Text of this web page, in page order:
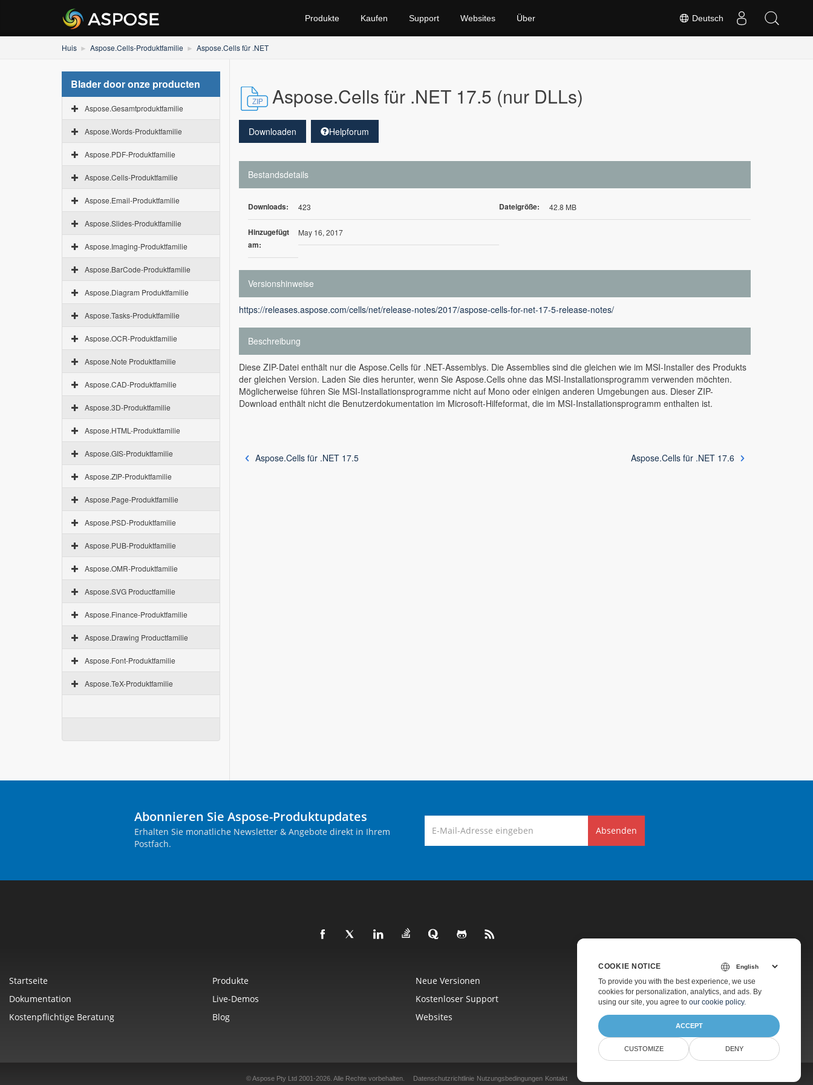
Deutsch
Produkte Kaufen Support Websites Über
Huis Aspose.Cells-Produktfamilie Aspose.Cells für .NET
Blader door onze producten
Aspose.Gesamtproduktfamilie
Aspose.Words-Produktfamilie
Aspose.PDF-Produktfamilie
Aspose.Cells-Produktfamilie
Aspose.Email-Produktfamilie
Aspose.Slides-Produktfamilie
Aspose.Imaging-Produktfamilie
Aspose.BarCode-Produktfamilie
Aspose.Diagram Produktfamilie
Aspose.Tasks-Produktfamilie
Aspose.OCR-Produktfamilie
Aspose.Note Produktfamilie
Aspose.CAD-Produktfamilie
Aspose.3D-Produktfamilie
Aspose.HTML-Produktfamilie
Aspose.GIS-Produktfamilie
Aspose.ZIP-Produktfamilie
Aspose.Page-Produktfamilie
Aspose.PSD-Produktfamilie
Aspose.PUB-Produktfamilie
Aspose.OMR-Produktfamilie
Aspose.SVG Productfamilie
Aspose.Finance-Produktfamilie
Aspose.Drawing Productfamilie
Aspose.Font-Produktfamilie
Aspose.TeX-Produktfamilie
Aspose.Cells für .NET 17.5 (nur DLLs)
Downloaden Helpforum
Bestandsdetails
Downloads: 423 Dateigröße: 42.8 MB
Hinzugefügt
am:
May 16, 2017
Versionshinweise
https://releases.aspose.com/cells/net/release-notes/2017/aspose-cells-for-net-17-5-release-notes/
Beschreibung
Diese ZIP-Datei enthält nur die Aspose.Cells für .NET-Assemblys. Die Assemblies sind die gleichen wie im MSI-Installer des Produkts
der gleichen Version. Laden Sie dies herunter, wenn Sie Aspose.Cells ohne das MSI-Installationsprogramm verwenden möchten.
Möglicherweise führen Sie MSI-Installationsprogramme nicht auf Mono oder einigen anderen Umgebungen aus. Dieser ZIP-
Download enthält nicht die Benutzerdokumentation im Microsoft-Hilfeformat, die im MSI-Installationsprogramm enthalten ist.
Aspose.Cells für .NET 17.5 Aspose.Cells für .NET 17.6
Abonnieren Sie Aspose-Produktupdates
Erhalten Sie monatliche Newsletter & Angebote direkt in Ihrem
Postfach.
Absenden
Startseite Produkte Neue Versionen
Preise
Dokumentation
Live-Demos Kostenloser Support
Kostenpflichtiger Support
Kostenpflichtige Beratung
Blog Websites Über Uns
© Aspose Pty Ltd 2001-2026. Alle Rechte vorbehalten. Datenschutzrichtlinie Nutzungsbedingungen Kontakt
COOKIE NOTICE
To provide you with the best experience, we use
cookies for personalization, analytics, and ads. By
using our site, you agree to our cookie policy.
ACCEPT
CUSTOMIZE DENY